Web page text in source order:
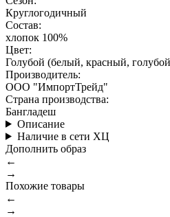
Круглогодичный
Состав:
хлопок 100%
Цвет:
Голубой (белый, красный,
Производитель:
ООО "ИмпортТрейд"
Страна производства:
Бангладеш
Описание
Наличие в сети ХЦ
Дополнить образ
←
→
Похожие товары
←
→